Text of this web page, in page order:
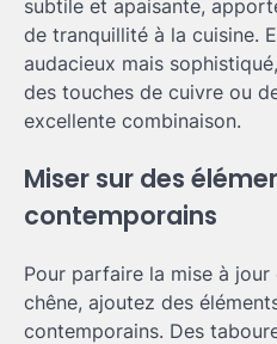
subtile et apaisante,
de tranquillité à la cuisine.
audacieux mais
des touches de cuivre ou
excellente combinaison.
Miser sur des
contemporains
Pour parfaire la mise à
chêne, ajoutez des
contemporains. Des